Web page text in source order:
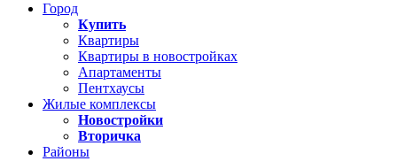
Город
Купить
Квартиры
Квартиры в новостройках
Апартаменты
Пентхаусы
Жилые комплексы
Новостройки
Вторичка
Районы